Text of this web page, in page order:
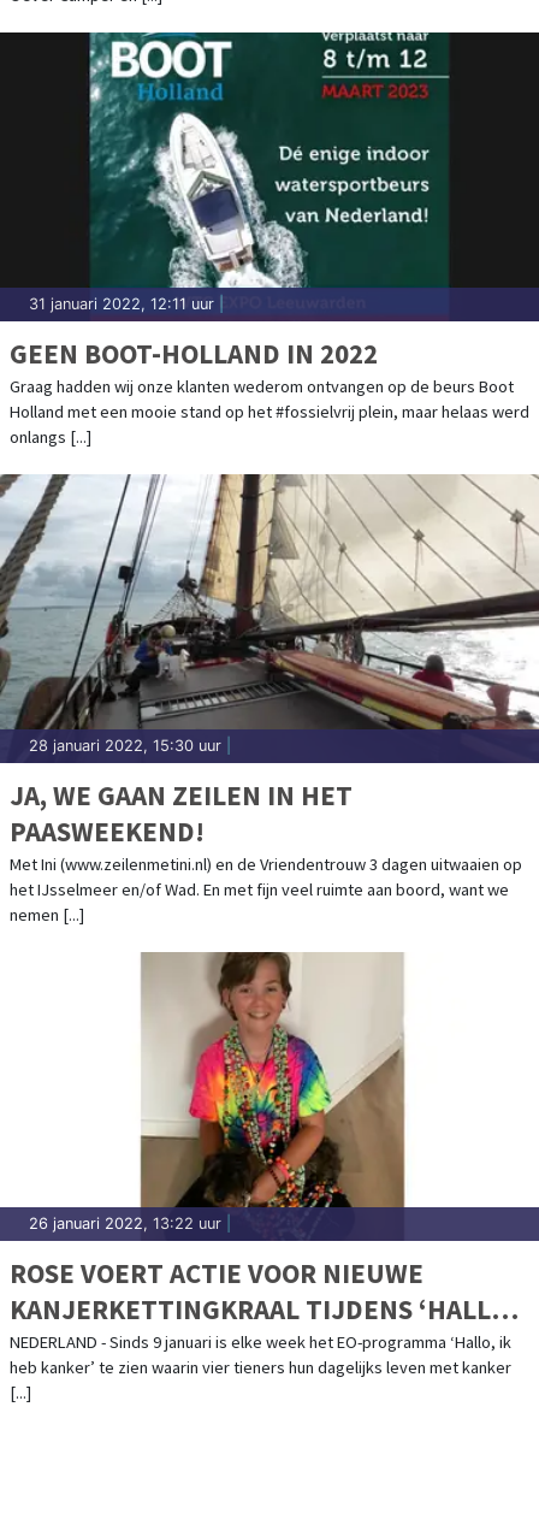
31 januari 2022, 12:11 uur
GEEN BOOT-HOLLAND IN 2022
Graag hadden wij onze klanten wederom ontvangen op de beurs Boot
Holland met een mooie stand op het #fossielvrij plein, maar helaas werd
onlangs [...]
28 januari 2022, 15:30 uur
JA, WE GAAN ZEILEN IN HET
PAASWEEKEND!
Met Ini (www.zeilenmetini.nl) en de Vriendentrouw 3 dagen uitwaaien op
het IJsselmeer en/of Wad. En met fijn veel ruimte aan boord, want we
nemen [...]
26 januari 2022, 13:22 uur
ROSE VOERT ACTIE VOOR NIEUWE
KANJERKETTINGKRAAL TIJDENS ‘HALLO,
IK HEB KANKER’
NEDERLAND - Sinds 9 januari is elke week het EO-programma ‘Hallo, ik
heb kanker’ te zien waarin vier tieners hun dagelijks leven met kanker
[...]